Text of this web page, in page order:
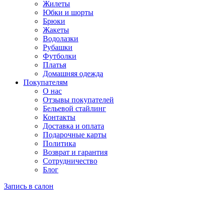
Жилеты
Юбки и шорты
Брюки
Жакеты
Водолазки
Рубашки
Футболки
Платья
Домашняя одежда
Покупателям
О нас
Отзывы покупателей
Бельевой стайлинг
Контакты
Доставка и оплата
Подарочные карты
Политика
Возврат и гарантия
Сотрудничество
Блог
Запись в салон